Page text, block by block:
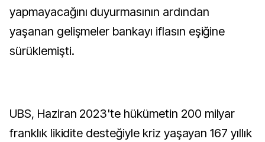
yapmayacağını duyurmasının ardından
yaşanan gelişmeler bankayı iflasın eşiğine
sürüklemişti.
UBS, Haziran 2023'te hükümetin 200 milyar
franklık likidite desteğiyle kriz yaşayan 167 yıllık